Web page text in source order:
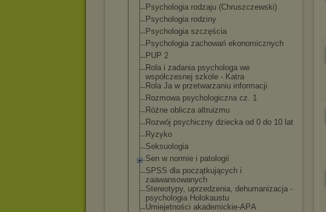
Psychologia rodzaju (Chruszczewski)
Psychologia rodziny
Psychologia szczęścia
Psychologia zachowań ekonomicznych
PUP 2
Rola i zadania psychologa we
współczesnej szkole - Katra
Rola Ja w przetwarzaniu informacji
Rozmowa psychologiczna cz. 1
Różne oblicza altruizmu
Rozwój psychiczny dziecka od 0 do 10 lat
Ryzyko
Seksuologia
Sen w normie i patologii
SPSS dla początkujących i
zaawansowanych
Stereotypy, uprzedzenia, dehumanizacja -
psychologia Holokaustu
Umiejetności akademickie-APA